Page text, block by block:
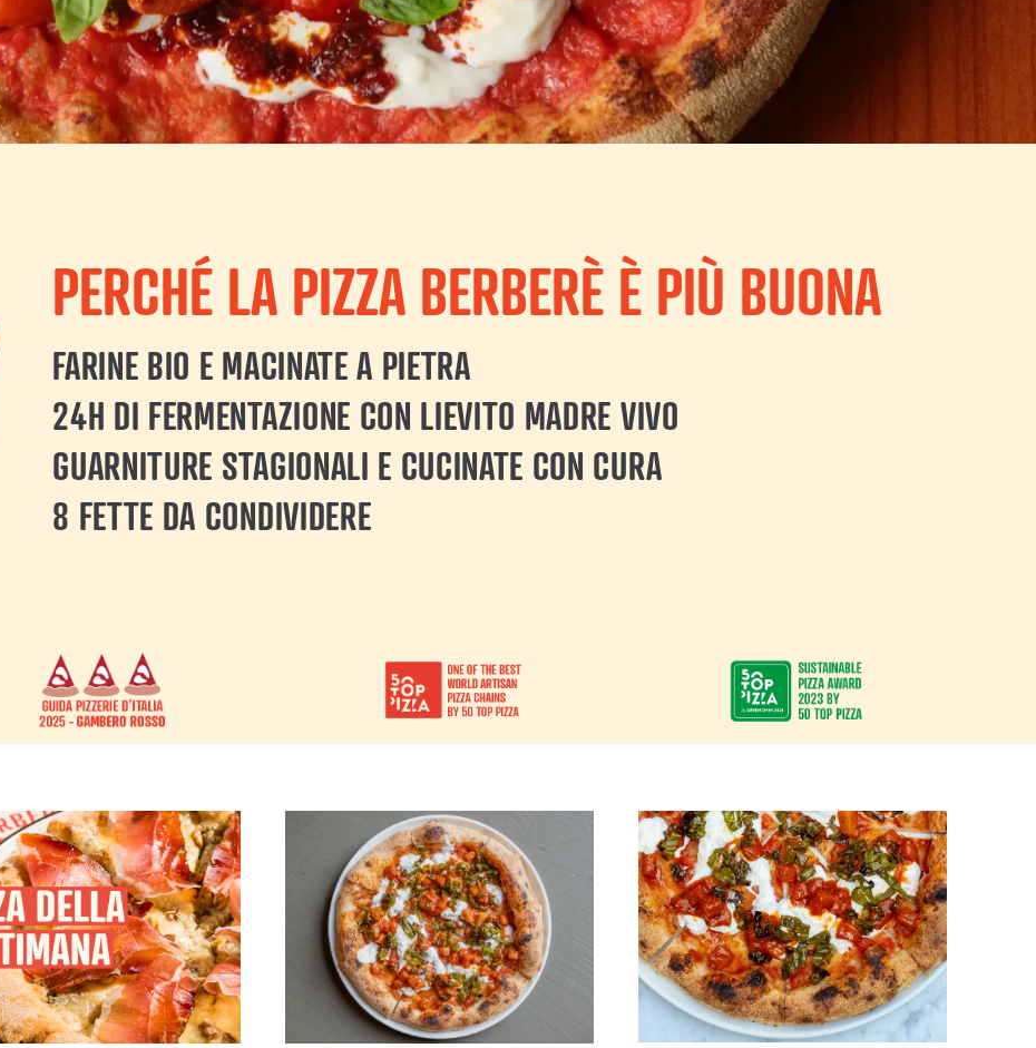
PERCHÉ LA PIZZA BERBERÈ È PIÙ BUONA
FARINE BIO E MACINATE A PIETRA
24H DI FERMENTAZIONE CON LIEVITO MADRE VIVO
GUARNITURE STAGIONALI E CUCINATE CON CURA
8 FETTE DA CONDIVIDERE